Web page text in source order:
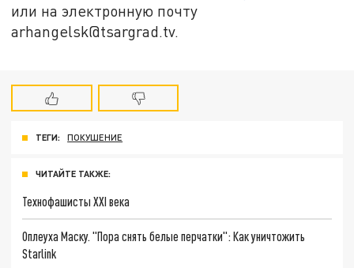
или на электронную почту
arhangelsk@tsargrad.tv.
ТЕГИ: ПОКУШЕНИЕ
ЧИТАЙТЕ ТАКЖЕ:
Технофашисты XXI века
Оплеуха Маску. "Пора снять белые перчатки": Как уничтожить
Starlink